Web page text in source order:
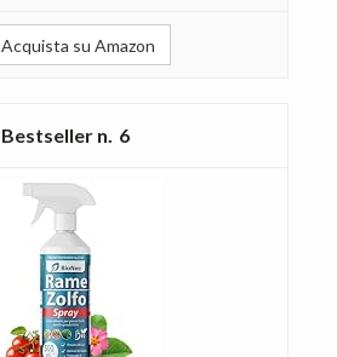
Acquista su Amazon
6